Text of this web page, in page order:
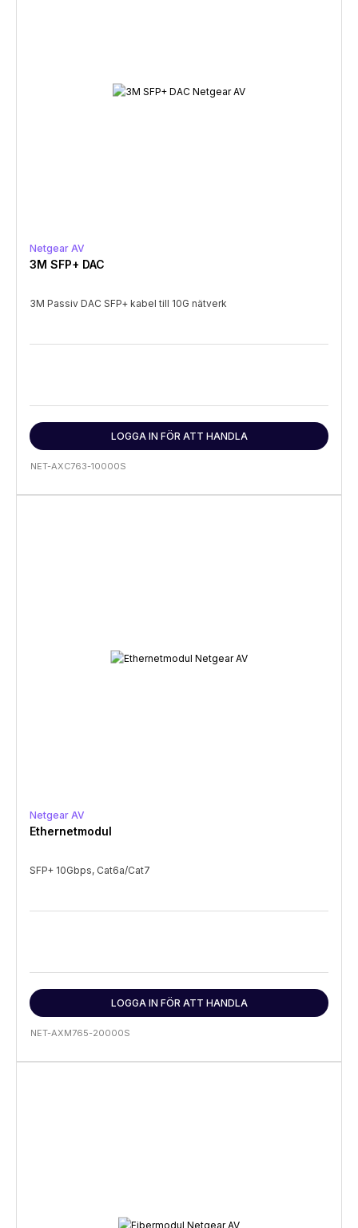
Netgear AV
3M SFP+ DAC
3M Passiv DAC SFP+ kabel till 10G nätverk
LOGGA IN FÖR ATT HANDLA
NET-AXC763-10000S
Netgear AV
Ethernetmodul
SFP+ 10Gbps, Cat6a/Cat7
LOGGA IN FÖR ATT HANDLA
NET-AXM765-20000S